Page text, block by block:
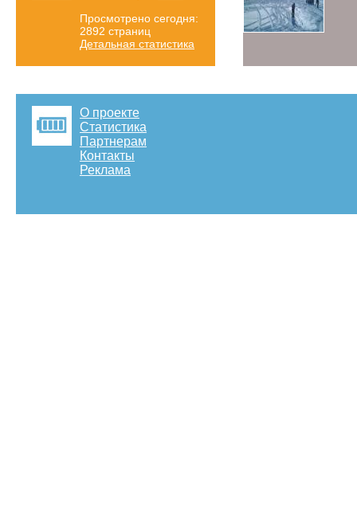
Просмотрено сегодня:
2892 страниц
Детальная статистика
О проекте
Статистика
Партнерам
Контакты
Реклама